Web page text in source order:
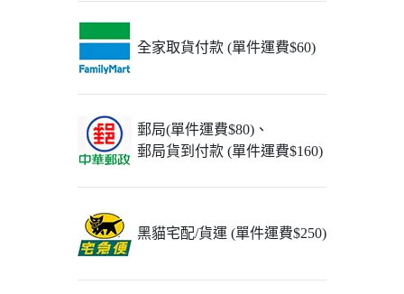
全家取貨付款 (單件運費$60)
郵局(單件運費$80)、
郵局貨到付款 (單件運費$160)
黑貓宅配/貨運 (單件運費$250)